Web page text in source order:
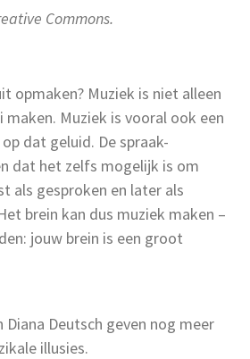
Commons.
opmaken? Muziek is niet alleen
Muziek is vooral ook een
dat geluid. De spraak-
dat het zelfs mogelijk is om
als gesproken en later als
brein kan dus muziek maken –
jouw brein is een groot
Diana Deutsch geven nog meer
illusies.